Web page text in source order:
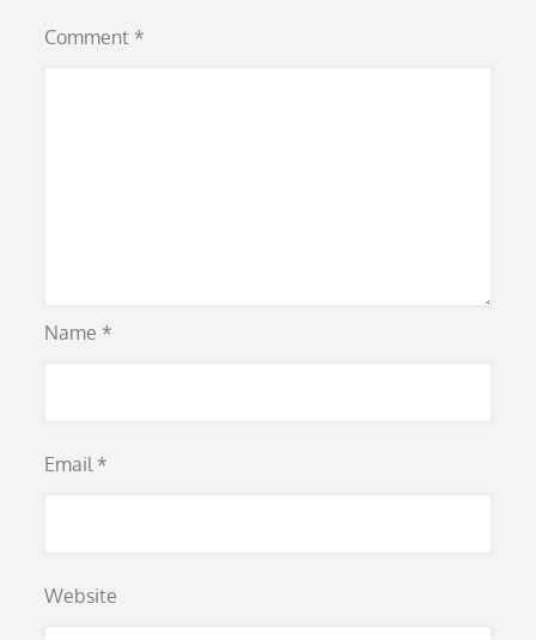
Comment *
Name *
Email *
Website